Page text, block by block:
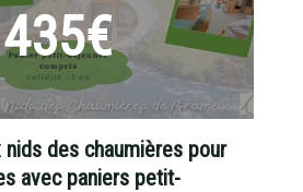
435€
nids des chaumières pour
avec paniers petit-